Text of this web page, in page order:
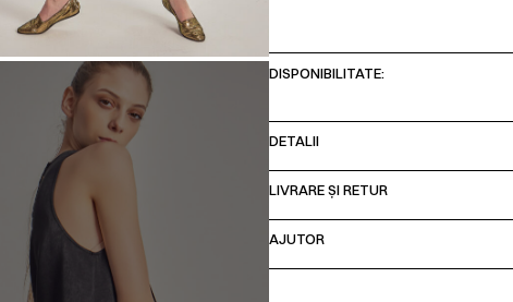
DISPONIBILITATE:
DETALII
LIVRARE ȘI RETUR
AJUTOR